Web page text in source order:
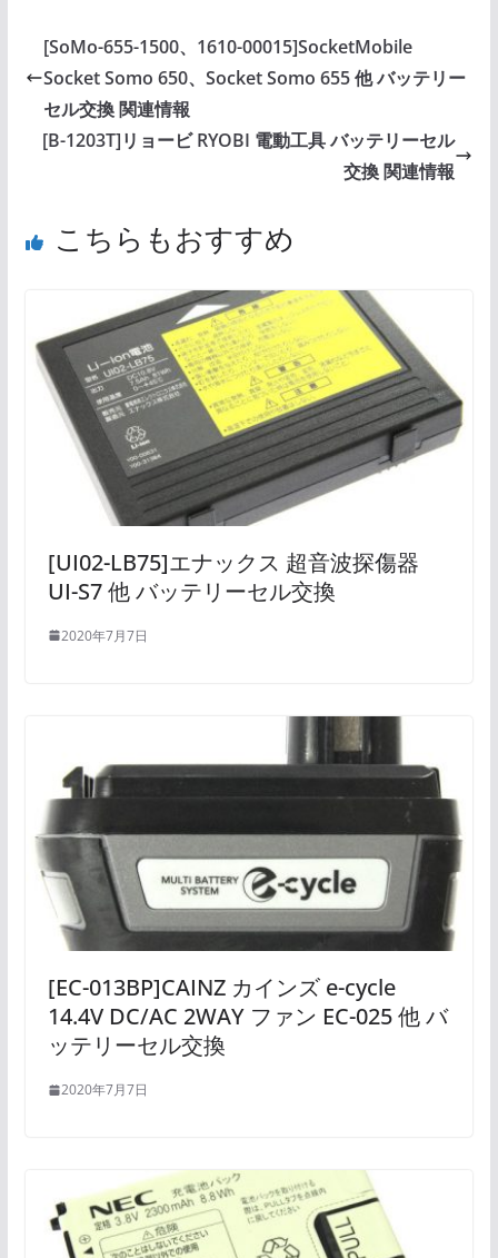
[SoMo-655-1500、1610-00015]SocketMobile
Socket Somo 650、Socket Somo 655 他 バッテリー
セル交換 関連情報
[B-1203T]リョービ RYOBI 電動工具 バッテリーセル
交換 関連情報
こちらもおすすめ
[UI02-LB75]エナックス 超音波探傷器
UI-S7 他 バッテリーセル交換
2020年7月7日
[EC-013BP]CAINZ カインズ e-cycle
14.4V DC/AC 2WAY ファン EC-025 他 バ
ッテリーセル交換
2020年7月7日